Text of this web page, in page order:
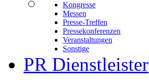
Kongresse
Messen
Presse-Treffen
Pressekonferenzen
Veranstaltungen
Sonstige
PR Dienstleister